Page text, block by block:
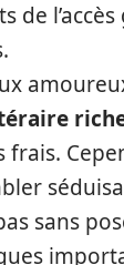
de
frais.
sans